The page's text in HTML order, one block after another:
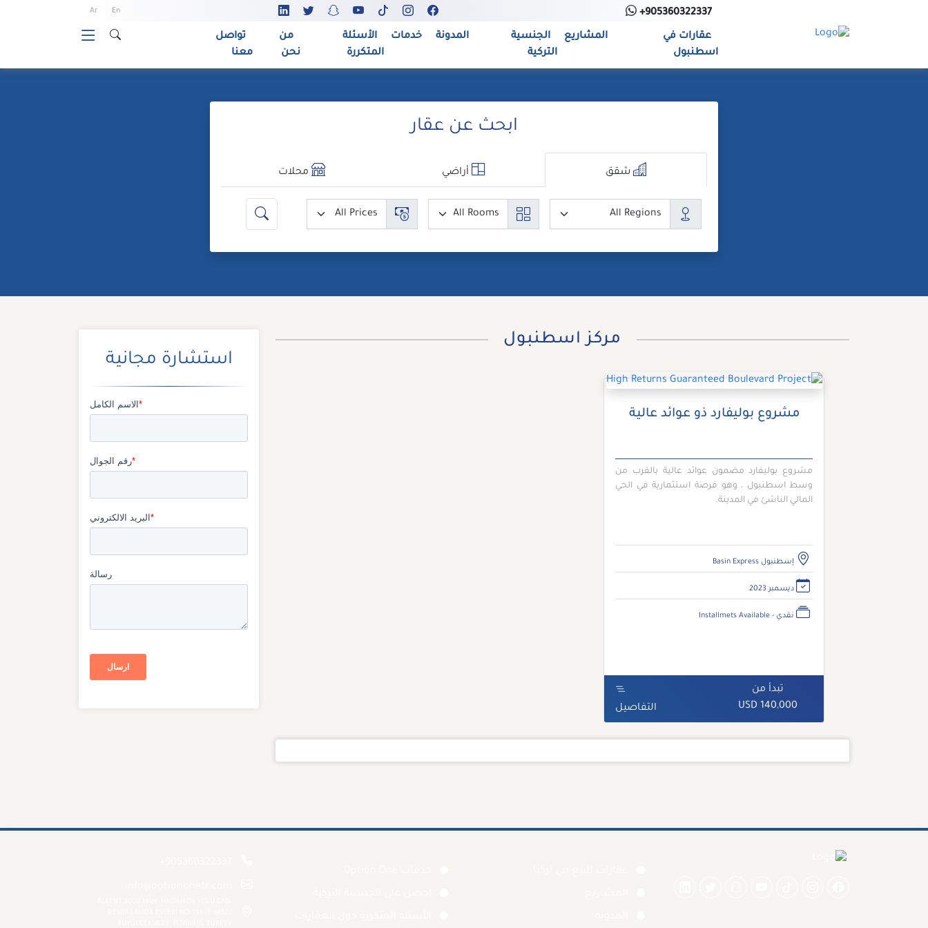
+905360322337
En
Ar
عقارات في
اسطنبول
المشاريع
الجنسية
التركية
المدونة خدمات
الأسئلة
المتكررة
من
نحن
تواصل
معنا
ابحث عن عقار
شقق أراضي محلات
المدن عدد الغرف السعر
مركز اسطنبول
مشروع بوليفارد ذو عوائد عالية
مشروع بوليفارد مضمون عوائد عالية بالقرب من
وسط اسطنبول ، وهو فرصة استثمارية في الحي
المالي الناشئ في المدينة.
إسطنبول Basin Express
ديسمبر 2023
نقدي - Installmets Available
تبدأ من
140,000 USD
التفاصيل
استشارة مجانية